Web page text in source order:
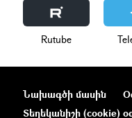
Rutube
Նախագծի մասին
Տեղեկանիշի (cookie)